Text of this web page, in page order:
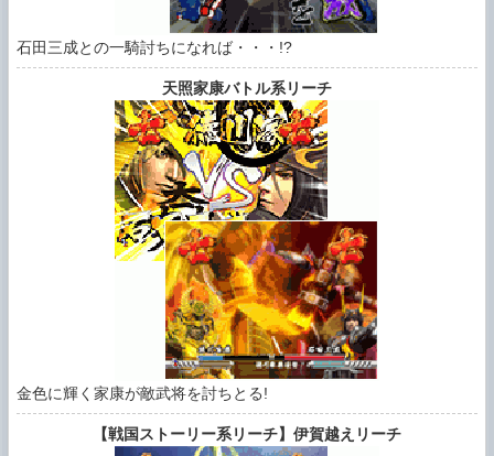
石田三成との一騎討ちになれば・・・!?
天照家康バトル系リーチ
金色に輝く家康が敵武将を討ちとる!
【戦国ストーリー系リーチ】伊賀越えリーチ